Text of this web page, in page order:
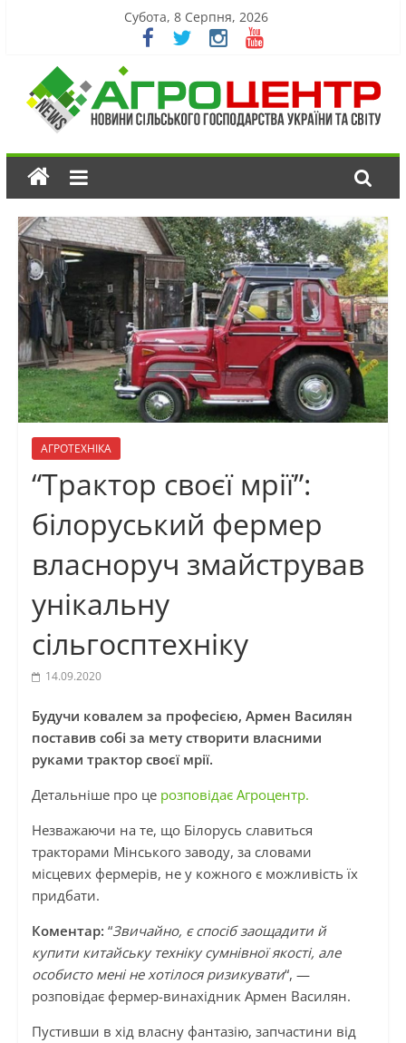
Субота, 8 Серпня, 2026
АГРОТЕХНІКА
“Трактор своєї мрії”:
білоруський фермер
власноруч змайстрував
унікальну
сільгосптехніку
14.09.2020
Будучи ковалем за професією, Армен Василян
поставив собі за мету створити власними
руками трактор своєї мрії.
Детальніше про це розповідає Агроцентр.
Незважаючи на те, що Білорусь славиться
тракторами Мінського заводу, за словами
місцевих фермерів, не у кожного є можливість їх
придбати.
Коментар: “Звичайно, є спосіб заощадити й
купити китайську техніку сумнівної якості, але
особисто мені не хотілося ризикувати“, —
розповідає фермер-винахідник Армен Василян.
Пустивши в хід власну фантазію, запчастини від